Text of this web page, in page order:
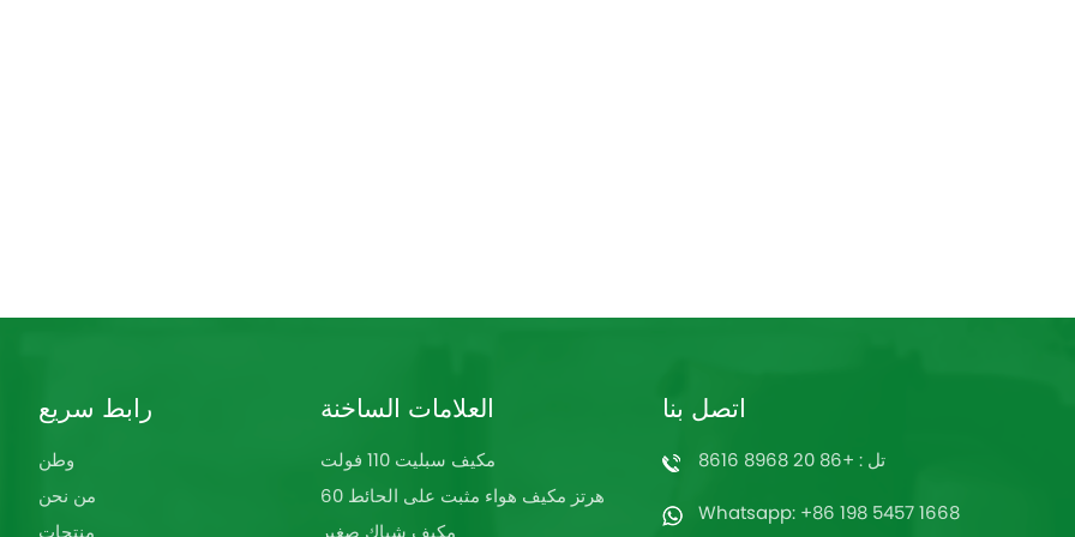
رابط سريع
وطن
من نحن
العلامات الساخنة
مكيف سبليت 110 فولت
60 هرتز مكيف هواء مثبت على الحائط
اتصل بنا
تل : +86 20 8968 8616
Whatsapp: +86 198 5457 1668